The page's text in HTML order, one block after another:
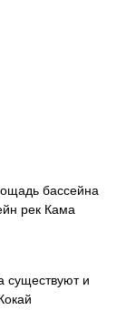
бассейна
рек Кама
существуют и